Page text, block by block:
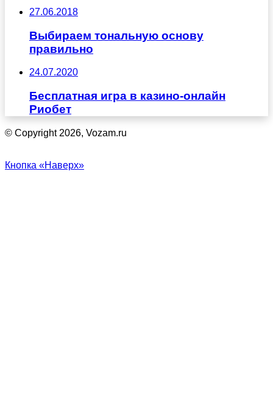
27.06.2018
Выбираем тональную основу
правильно
24.07.2020
Бесплатная игра в казино-онлайн
Риобет
© Copyright 2026, Vozam.ru
Кнопка «Наверх»